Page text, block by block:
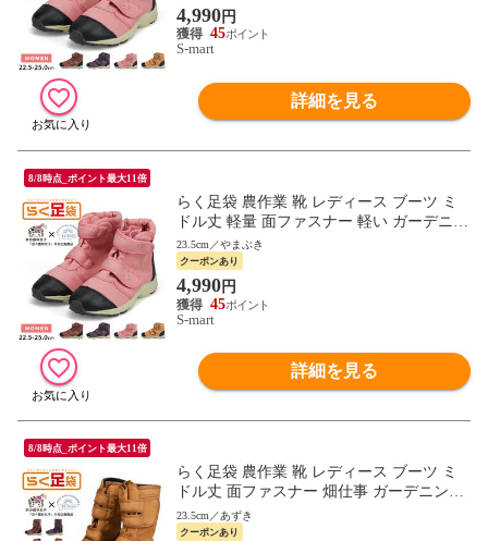
4,990円
45
S-mart
詳細を見る
8/8時点_ポイント最大11倍
らく足袋 農作業 靴 レディース ブーツ ミ
ドル丈 軽量 面ファスナー 軽い ガーデニン
グ アグリーシューズ 地下足袋 らく足袋プ
ラス FU3015
23.5cm／やまぶき
クーポンあり
4,990円
45
S-mart
詳細を見る
8/8時点_ポイント最大11倍
らく足袋 農作業 靴 レディース ブーツ ミ
ドル丈 面ファスナー 畑仕事 ガーデニング
アグリーシューズ 地下 らく足袋プラス 紫
先丸 FU3014
23.5cm／あずき
クーポンあり